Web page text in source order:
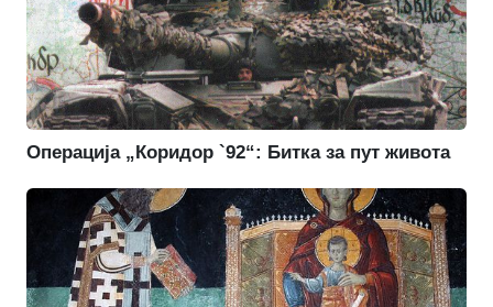
Операција „Коридор `92“: Битка за пут живота